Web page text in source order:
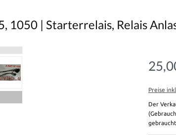
1050 | Starterrelais, Relais
Preise
Der